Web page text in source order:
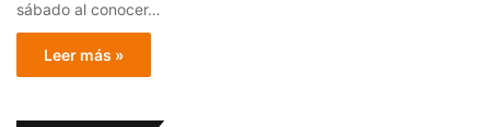
sábado al conocer…
Leer más »